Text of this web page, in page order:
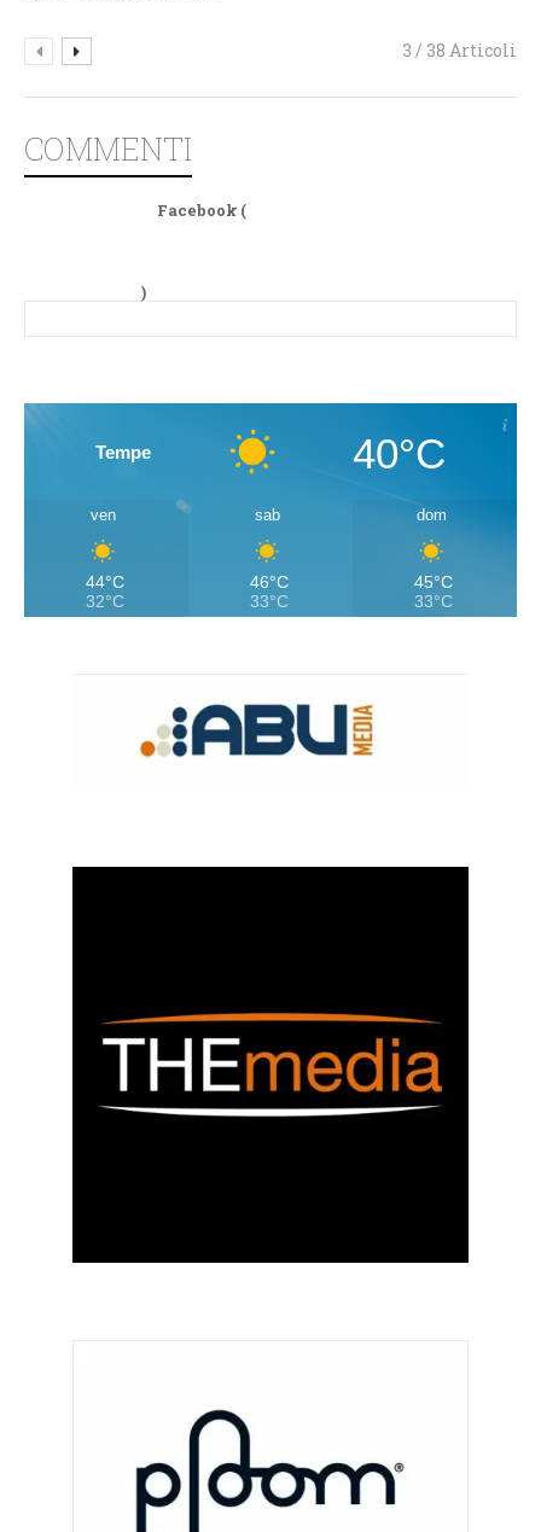
3 / 38 Articoli
COMMENTI
Facebook (
)
Tempe 40°C
ven
44°C
32°C
sab
46°C
33°C
dom
45°C
33°C